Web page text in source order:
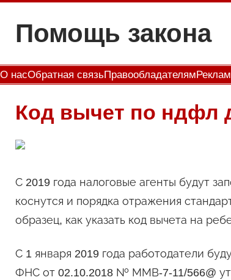
содержимому
Помощь закона
О насОбратная связьПравообладателям
Код вычет по ндфл
С 2019 года налоговые агенты будут
коснутся и порядка отражения
образец, как указать код вычета на
С 1 января 2019 года работодатели
ФНС от 02.10.2018 № ММВ-7-11/566@